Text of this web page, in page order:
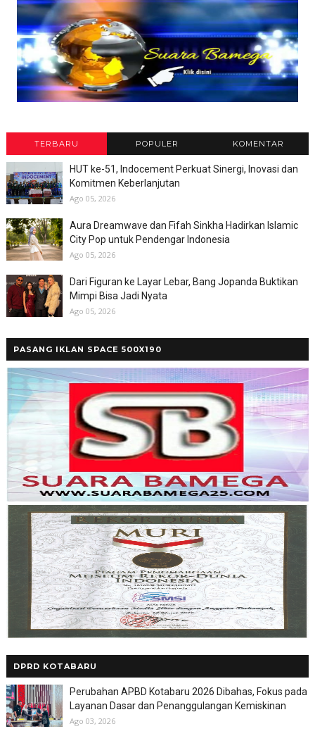
TERBARU POPULER KOMENTAR
HUT ke-51, Indocement Perkuat Sinergi, Inovasi dan
Komitmen Keberlanjutan
Ago 05, 2026
Aura Dreamwave dan Fifah Sinkha Hadirkan Islamic
City Pop untuk Pendengar Indonesia
Ago 05, 2026
Dari Figuran ke Layar Lebar, Bang Jopanda Buktikan
Mimpi Bisa Jadi Nyata
Ago 05, 2026
PASANG IKLAN SPACE 500X190
DPRD KOTABARU
Perubahan APBD Kotabaru 2026 Dibahas, Fokus pada
Layanan Dasar dan Penanggulangan Kemiskinan
Ago 03, 2026